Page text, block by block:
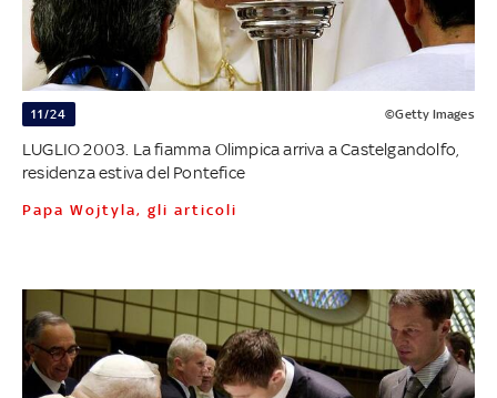
11/24 ©Getty Images
LUGLIO 2003. La fiamma Olimpica arriva a Castelgandolfo,
residenza estiva del Pontefice
Papa Wojtyla, gli articoli